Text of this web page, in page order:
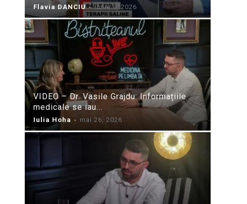
Flavia DANCIU - iunie 9, 2026
VIDEO – Dr. Vasile Grajdu: Informațiile
medicale se iau...
Iulia Hoha - mai 26, 2026